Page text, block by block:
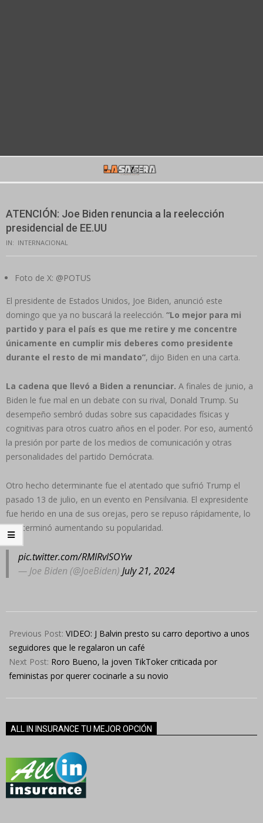
ATENCIÓN: Joe Biden renuncia a la reelección
presidencial de EE.UU
IN: INTERNACIONAL
Foto de X: @POTUS
El presidente de Estados Unidos, Joe Biden, anunció este
domingo que ya no buscará la reelección. “Lo mejor para mi
partido y para el país es que me retire y me concentre
únicamente en cumplir mis deberes como presidente
durante el resto de mi mandato”, dijo Biden en una carta.
La cadena que llevó a Biden a renunciar. A finales de junio, a
Biden le fue mal en un debate con su rival, Donald Trump. Su
desempeño sembró dudas sobre sus capacidades físicas y
cognitivas para otros cuatro años en el poder. Por eso, aumentó
la presión por parte de los medios de comunicación y otras
personalidades del partido Demócrata.
Otro hecho determinante fue el atentado que sufrió Trump el
pasado 13 de julio, en un evento en Pensilvania. El expresidente
fue herido en una de sus orejas, pero se repuso rápidamente, lo
que terminó aumentando su popularidad.
pic.twitter.com/RMIRvlSOYw
— Joe Biden (@JoeBiden) July 21, 2024
07-
21
Previous Post: VIDEO: J Balvin presto su carro deportivo a unos
seguidores que le regalaron un café
Next Post: Roro Bueno, la joven TikToker criticada por
feministas por querer cocinarle a su novio
ALL IN INSURANCE TU MEJOR OPCIÓN